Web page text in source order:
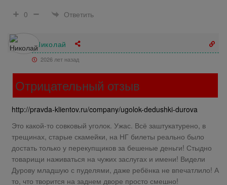
0
Ответить
Николай
2026 лет назад
Отрицательный отзыв
http://pravda-klientov.ru/company/ugolok-dedushki-durova
Это какой-то совковый уголок. Ужас. Всё заштукатурено, в
трещинах, старые скамейки, на НГ билеты реально было
достать только у перекупщиков за бешеные деньги! Стыдно
товарищи наживаться на чужих заслугах и имени! Видели
Дурову младшую с пуделями, даже ребёнка не впечатлило! А
то, что творится на заднем дворе просто смешно!